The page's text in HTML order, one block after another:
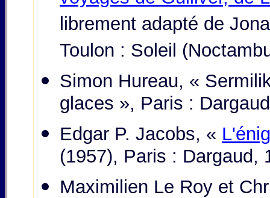
librement adapté de
Toulon : Soleil
Simon Hureau, «
glaces », Paris :
Edgar P. Jacobs, «
(1957), Paris : Dargaud,
Maximilien Le Roy et